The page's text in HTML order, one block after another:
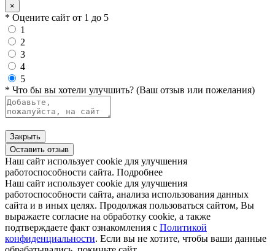
×
* Оцените сайт от 1 до 5
1
2
3
4
5
* Что бы вы хотели улучшить? (Ваш отзыв или пожелания)
Закрыть
Оставить отзыв
Наш сайт использует cookie для улучшения
работоспособности сайта. Подробнее
Наш сайт использует cookie для улучшения
работоспособности сайта, анализа использования данных
сайта и в иных целях. Продолжая пользоваться сайтом, Вы
выражаете согласие на обработку cookie, а также
подтверждаете факт ознакомления с Политикой
конфиденциальности. Если вы не хотите, чтобы ваши данные